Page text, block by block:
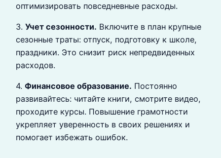
оптимизировать повседневные расходы.
3. Учет сезонности. Включите в план крупные
сезонные траты: отпуск, подготовку к школе,
праздники. Это снизит риск непредвиденных
расходов.
4. Финансовое образование. Постоянно
развивайтесь: читайте книги, смотрите видео,
проходите курсы. Повышение грамотности
укрепляет уверенность в своих решениях и
помогает избежать ошибок.